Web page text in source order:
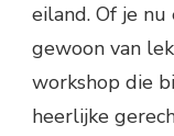
eiland. Of je
gewoon van
workshop die
heerlijke